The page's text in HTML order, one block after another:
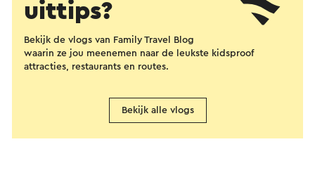
uittips?
Bekijk de vlogs van Family Travel Blog
waarin ze jou meenemen naar de leukste kidsproof
attracties, restaurants en routes.
Bekijk alle vlogs